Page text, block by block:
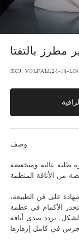
مطرز بالتفتا
SKU: VOLFALL24-14-
وصف
ظلية عالية ومنخفضة
على فن الطبيعة،
الأكمام في عظمة
تردد صدى أناقة